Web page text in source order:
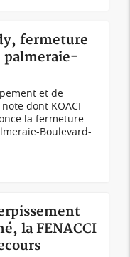
fermeture
palmeraie-
et de
dont KOACI
la fermeture
Boulevard-
la FENACCI